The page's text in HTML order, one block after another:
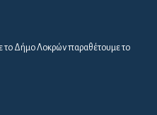
το Δήμο Λοκρών παραθέτουμε το